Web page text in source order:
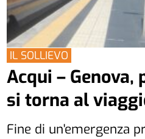
IL SOLLIEVO
Acqui – Genova,
si torna al
Fine di un'emergenza